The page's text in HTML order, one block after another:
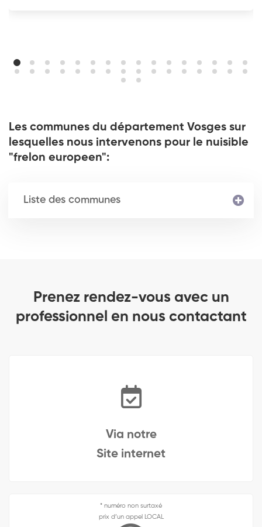
Les communes du département Vosges sur
lesquelles nous intervenons pour le nuisible
"frelon europeen":
Liste des communes
Prenez rendez-vous avec un
professionnel en nous contactant
Via notre
Site internet
* numéro non surtaxé
prix d’un appel LOCAL